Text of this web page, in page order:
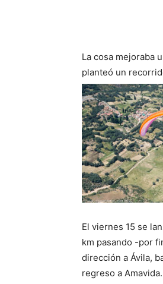
La cosa mejoraba
planteó un
El viernes 15 se
km pasando -por
dirección a Ávila,
regreso a